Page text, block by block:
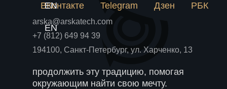
ВКонтакте Telegram Дзен РБК
EN
EN
arska@arskatech.com
+7 (812) 649 94 39
194100, Санкт-Петербург, ул. Харченко, 13
Вдохновение передается через
истории, примеры и общение. Оно
зажигает в нас огонь и побуждает к
действию. Каждый может стать
продолжить эту традицию, помогая
окружающим найти свою мечту.